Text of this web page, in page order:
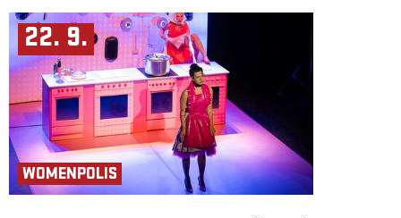
22. 9.
WOMENPOLIS